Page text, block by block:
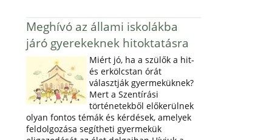
Meghívó az állami iskolákba
járó gyerekeknek hitoktatásra
Miért jó, ha a szülők a hit-
és erkölcstan órát
választják gyermeküknek?
Mert a Szentírási
történetekből előkerülnek
olyan fontos témák és kérdések, amelyek
feldolgozása segítheti gyermekük